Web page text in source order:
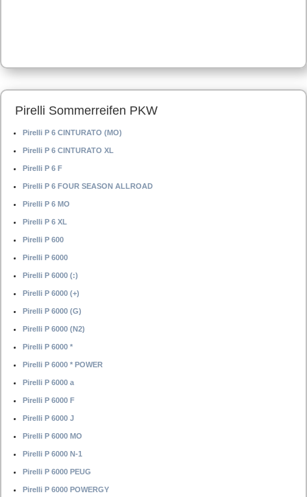
Pirelli Sommerreifen PKW
Pirelli P 6 CINTURATO (MO)
Pirelli P 6 CINTURATO XL
Pirelli P 6 F
Pirelli P 6 FOUR SEASON ALLROAD
Pirelli P 6 MO
Pirelli P 6 XL
Pirelli P 600
Pirelli P 6000
Pirelli P 6000 (:)
Pirelli P 6000 (+)
Pirelli P 6000 (G)
Pirelli P 6000 (N2)
Pirelli P 6000 *
Pirelli P 6000 * POWER
Pirelli P 6000 a
Pirelli P 6000 F
Pirelli P 6000 J
Pirelli P 6000 MO
Pirelli P 6000 N-1
Pirelli P 6000 PEUG
Pirelli P 6000 POWERGY